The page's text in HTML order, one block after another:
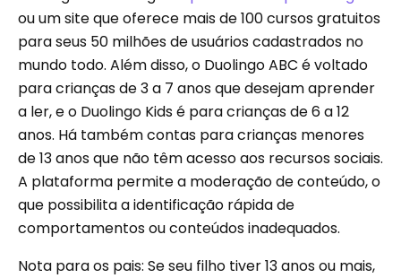
ou um site que oferece mais de 100 cursos gratuitos
para seus 50 milhões de usuários cadastrados no
mundo todo. Além disso, o Duolingo ABC é voltado
para crianças de 3 a 7 anos que desejam aprender
a ler, e o Duolingo Kids é para crianças de 6 a 12
anos. Há também contas para crianças menores
de 13 anos que não têm acesso aos recursos sociais.
A plataforma permite a moderação de conteúdo, o
que possibilita a identificação rápida de
comportamentos ou conteúdos inadequados.
Nota para os pais: Se seu filho tiver 13 anos ou mais,